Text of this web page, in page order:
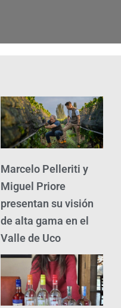
Marcelo Pelleriti y
Miguel Priore
presentan su visión
de alta gama en el
Valle de Uco